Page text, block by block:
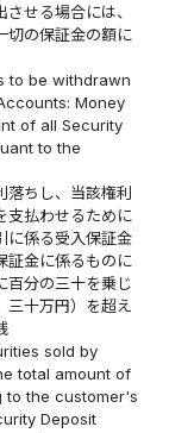
せる場合には、
切の保証金の額に
to be withdrawn
Money
of all Security
to the
落ちし、当該権利
支払わせるために
に係る受入保証金
証金に係るものに
百分の三十を乗じ
三十万円）を超え
sold by
total amount of
to the customer's
Deposit